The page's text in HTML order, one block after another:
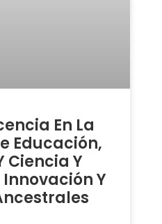
En La
Educación,
Ciencia Y
Y